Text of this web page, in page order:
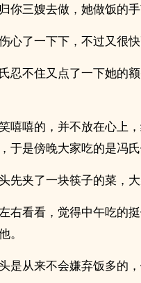
你三嫂去做，她做饭的
心了一下下，不过又很
忍不住又点了一下她的
嘻嘻的，并不放在心上
于是傍晚大家吃的是冯氏
先夹了一块筷子的菜，大
右看看，觉得中午吃的
。
是从来不会嫌弃饭多的